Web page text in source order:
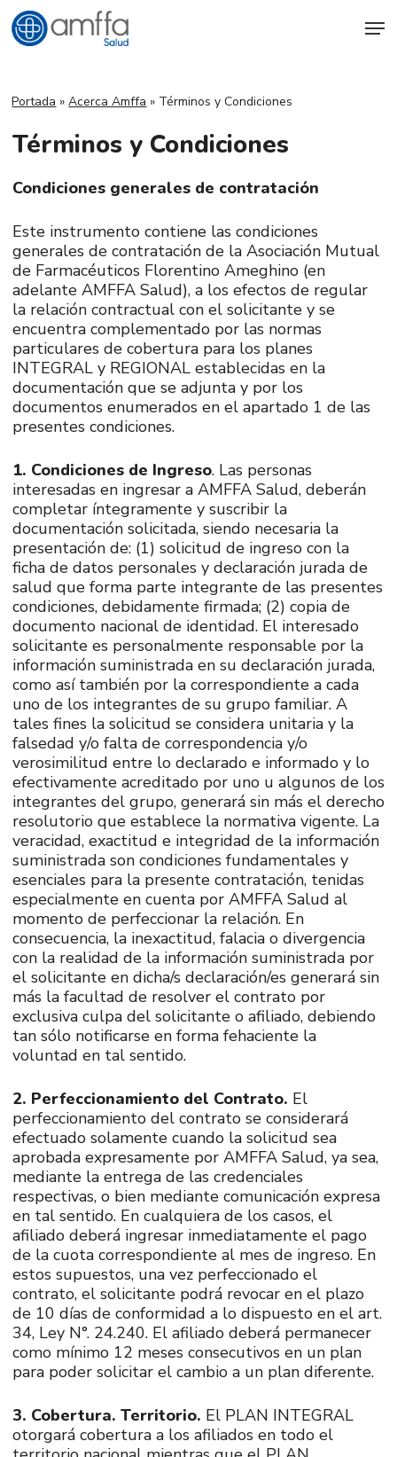
Skip
to
main
Portada »Acerca Amffa » Términos y Condiciones
Términos y Condiciones
Condiciones generales de contratación
Este instrumento contiene las condiciones
generales de contratación de la Asociación Mutual
de Farmacéuticos Florentino Ameghino (en
adelante AMFFA Salud), a los efectos de regular
la relación contractual con el solicitante y se
encuentra complementado por las normas
particulares de cobertura para los planes
INTEGRAL y REGIONAL establecidas en la
documentación que se adjunta y por los
documentos enumerados en el apartado 1 de las
presentes condiciones.
1. Condiciones de Ingreso. Las personas
interesadas en ingresar a AMFFA Salud, deberán
completar íntegramente y suscribir la
documentación solicitada, siendo necesaria la
presentación de: (1) solicitud de ingreso con la
ficha de datos personales y declaración jurada de
salud que forma parte integrante de las presentes
condiciones, debidamente firmada; (2) copia de
documento nacional de identidad. El interesado
solicitante es personalmente responsable por la
información suministrada en su declaración jurada,
como así también por la correspondiente a cada
uno de los integrantes de su grupo familiar. A
tales fines la solicitud se considera unitaria y la
falsedad y/o falta de correspondencia y/o
verosimilitud entre lo declarado e informado y lo
efectivamente acreditado por uno u algunos de los
integrantes del grupo, generará sin más el derecho
resolutorio que establece la normativa vigente. La
veracidad, exactitud e integridad de la información
suministrada son condiciones fundamentales y
esenciales para la presente contratación, tenidas
especialmente en cuenta por AMFFA Salud al
momento de perfeccionar la relación. En
consecuencia, la inexactitud, falacia o divergencia
con la realidad de la información suministrada por
el solicitante en dicha/s declaración/es generará sin
más la facultad de resolver el contrato por
exclusiva culpa del solicitante o afiliado, debiendo
tan sólo notificarse en forma fehaciente la
voluntad en tal sentido.
2. Perfeccionamiento del Contrato. El
perfeccionamiento del contrato se considerará
efectuado solamente cuando la solicitud sea
aprobada expresamente por AMFFA Salud, ya sea,
mediante la entrega de las credenciales
respectivas, o bien mediante comunicación expresa
en tal sentido. En cualquiera de los casos, el
afiliado deberá ingresar inmediatamente el pago
de la cuota correspondiente al mes de ingreso. En
estos supuestos, una vez perfeccionado el
contrato, el solicitante podrá revocar en el plazo
de 10 días de conformidad a lo dispuesto en el art.
34, Ley N°. 24.240. El afiliado deberá permanecer
como mínimo 12 meses consecutivos en un plan
para poder solicitar el cambio a un plan diferente.
3. Cobertura. Territorio. El PLAN INTEGRAL
otorgará cobertura a los afiliados en todo el